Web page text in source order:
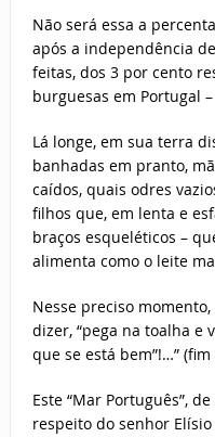
Não será essa a
após a independência
feitas, dos 3 por cento
burguesas em Portugal
Lá longe, em sua terra
banhadas em pranto,
caídos, quais odres
filhos que, em lenta e
braços esqueléticos –
alimenta como o leite
Nesse preciso
dizer, “pega na toalha e
que se está bem”!…”
Este “Mar Português”,
respeito do senhor